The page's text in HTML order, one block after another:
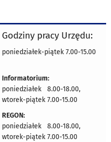
Godziny pracy Urzędu:
poniedziałek-piątek 7.00-15.00
Informatorium:
poniedziałek 8.00-18.00,
wtorek-piątek 7.00-15.00
REGON:
poniedziałek 8.00-18.00,
wtorek-piątek 7.00-15.00